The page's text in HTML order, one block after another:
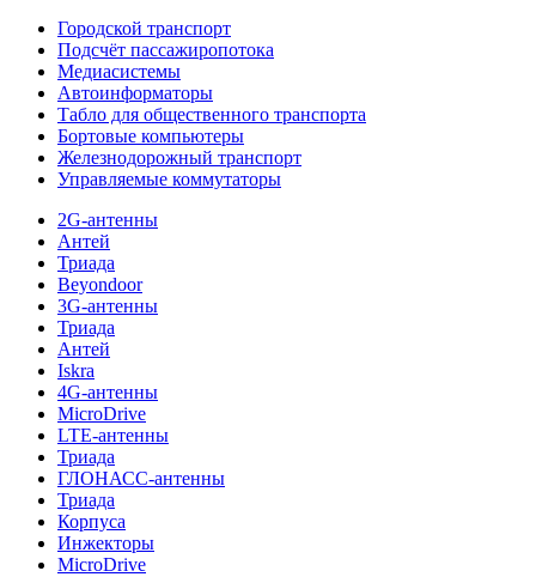
Городской транспорт
Подсчёт пассажиропотока
Медиасистемы
Автоинформаторы
Табло для общественного транспорта
Бортовые компьютеры
Железнодорожный транспорт
Управляемые коммутаторы
2G-антенны
Антей
Триада
Beyondoor
3G-антенны
Триада
Антей
Iskra
4G-антенны
MicroDrive
LTE-антенны
Триада
ГЛОНАСС-антенны
Триада
Корпуса
Инжекторы
MicroDrive